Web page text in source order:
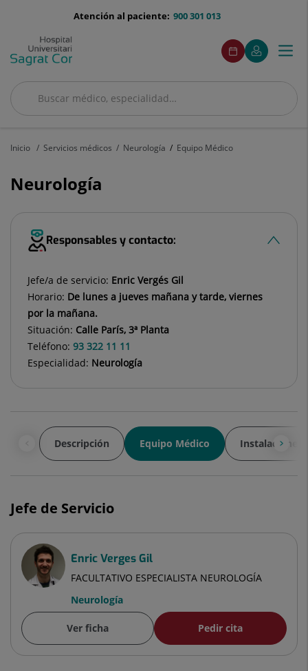
menu-
900 301 013
Atención al paciente:
Buscar
Buscar
menuAcceso
Pedir
cita
Este
enlace
se
en
Mi
Quirónsalud
Este
enlace
se
en
ventana
Menú
Inicio Servicios médicos Neurología Equipo Médico
Neurología
Responsables y contacto:
Jefe/a de servicio: Enric Vergés Gil
Horario: De lunes a jueves mañana y tarde, viernes
por la mañana.
Situación: Calle París, 3ª Planta
Teléfono: 93 322 11 11
Especialidad: Neurología
Descripción Equipo Médico Instalaciones
Jefe de Servicio
Enric Verges Gil
FACULTATIVO ESPECIALISTA NEUROLOGÍA
Neurología
Ver ficha Pedir cita